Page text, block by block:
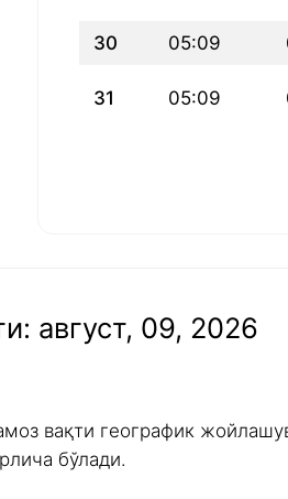
30 05:09
31 05:09
август, 09, 2026
вақти географик
бўлади.